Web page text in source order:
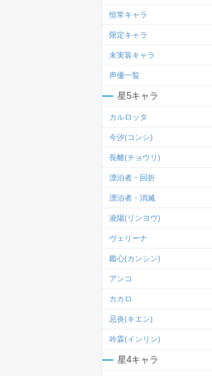
恒常キャラ
限定キャラ
未実装キャラ
声優一覧
星5キャラ
カルロッタ
今汐(コンシ)
長離(チョウリ)
漂泊者・回折
漂泊者・消滅
凌陽(リンヨウ)
ヴェリーナ
鑑心(カンシン)
アンコ
カカロ
忌炎(キエン)
吟霖(インリン)
星4キャラ